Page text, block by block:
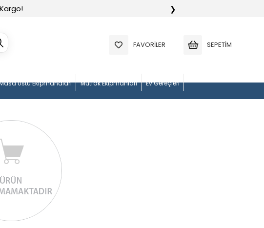
❯
FAVORILER SEPETIM
Üstü Ekipmanaları Mutfak Ekipmanları Ev Gereçleri